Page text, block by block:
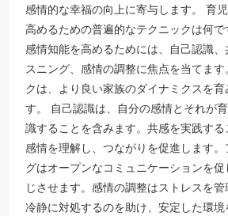
感情的な幸福の向上に寄与します。 育
高めるための普遍的なテクニックは何
感情知能を高めるためには、自己認識
スニング、感情の調整に焦点を当てま
クは、より良い家族のダイナミクスを
す。 自己認識は、自分の感情とそれが
識することを含みます。共感を実践す
感情を理解し、つながりを促進します
グはオープンなコミュニケーションを
じさせます。感情の調整はストレスを
冷静に対処するのを助け、安定した環